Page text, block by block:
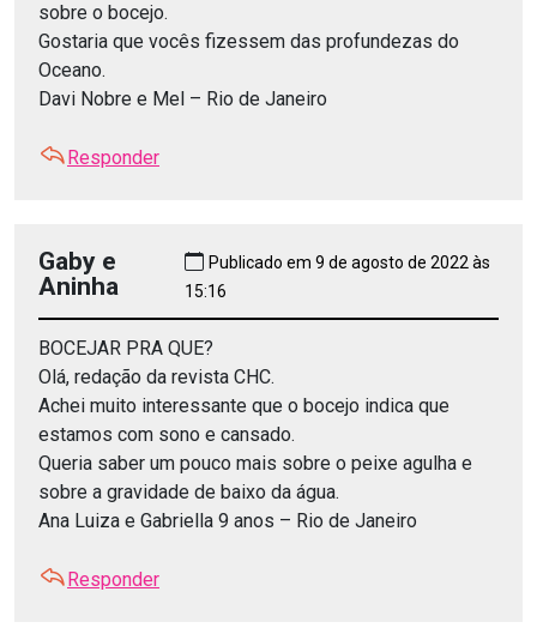
sobre o bocejo.
Gostaria que vocês fizessem das profundezas do
Oceano.
Davi Nobre e Mel – Rio de Janeiro
Responder
Gaby e
Aninha
Publicado em 9 de agosto de 2022 às
15:16
BOCEJAR PRA QUE?
Olá, redação da revista CHC.
Achei muito interessante que o bocejo indica que
estamos com sono e cansado.
Queria saber um pouco mais sobre o peixe agulha e
sobre a gravidade de baixo da água.
Ana Luiza e Gabriella 9 anos – Rio de Janeiro
Responder